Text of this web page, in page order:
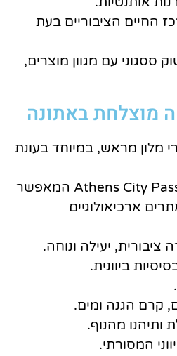
החיים הציבוריים בעת
ססגוני עם מגוון מוצרים,
מוצלחת באתונה
מלון מראש, במיוחד בעונת
רכשו את כרטיס Athens City Pass המאפשר
ארכיאולוגיים
יעילה ונוחה.
ביוונית.
קרם הגנה ומים.
ותיהנו מהנוף.
המסורתי.